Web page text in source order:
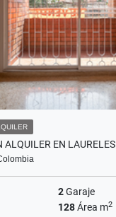
ALQUILER EN LAURELES
2Garaje
128Área m2